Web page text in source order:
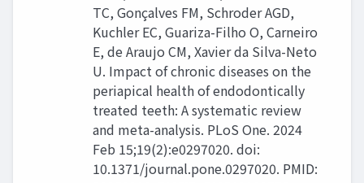
TC, Gonçalves FM, Schroder AGD,
Kuchler EC, Guariza-Filho O, Carneiro
E, de Araujo CM, Xavier da Silva-Neto
U. Impact of chronic diseases on the
periapical health of endodontically
treated teeth: A systematic review
and meta-analysis. PLoS One. 2024
Feb 15;19(2):e0297020. doi:
10.1371/journal.pone.0297020. PMID: